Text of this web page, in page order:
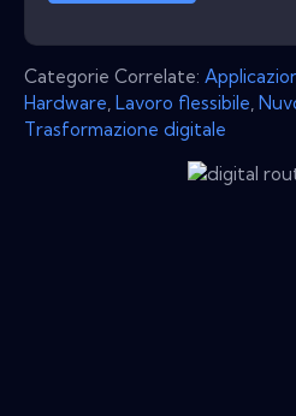
Categorie Correlate:
Hardware Lavoro flessibile
Trasformazione digitale